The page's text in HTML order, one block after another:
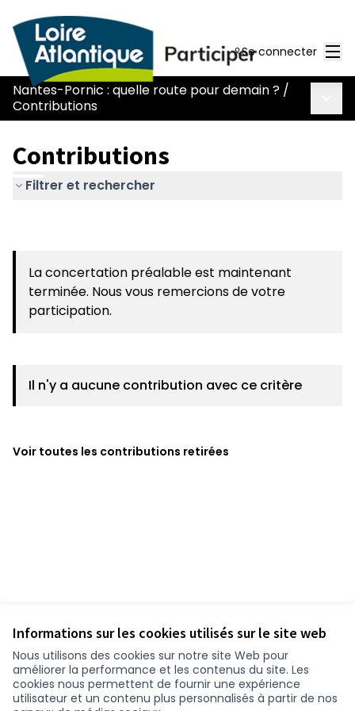
Informations sur les cookies utilisés sur le site web
Nous utilisons des cookies sur notre site Web pour
améliorer la performance et les contenus du site. Les
cookies nous permettent de fournir une expérience
utilisateur et un contenu plus personnalisés à partir de nos
Se connecter
Nantes-Pornic : quelle route pour demain ? /
Contributions
Contributions
Filtrer et rechercher
La concertation préalable est maintenant
terminée. Nous vous remercions de votre
participation.
Il n'y a aucune contribution avec ce critère
Voir toutes les contributions retirées